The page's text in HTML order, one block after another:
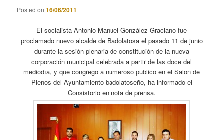
Posted on16/06/2011
El socialista Antonio Manuel González Graciano fue
proclamado nuevo alcalde de Badolatosa el pasado 11 de junio
durante la sesión plenaria de constitución de la nueva
corporación municipal celebrada a partir de las doce del
mediodía, y que congregó a numeroso público en el Salón de
Plenos del Ayuntamiento badolatoseño, ha informado el
Consistorio en nota de prensa.